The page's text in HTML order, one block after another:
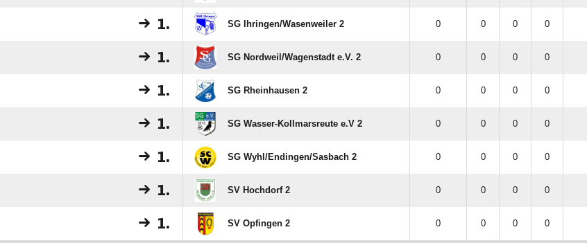
1. SG Ihringen/​Wasenweiler 2 0 0 0 0
1. SG Nordweil/​Wagenstadt e.V. 2 0 0 0 0
1. SG Rheinhausen 2 0 0 0 0
1. SG Wasser-Kollmarsreute e.V 2 0 0 0 0
1. SG Wyhl/​Endingen/​Sasbach 2 0 0 0 0
1. SV Hochdorf 2 0 0 0 0
1. SV Opfingen 2 0 0 0 0